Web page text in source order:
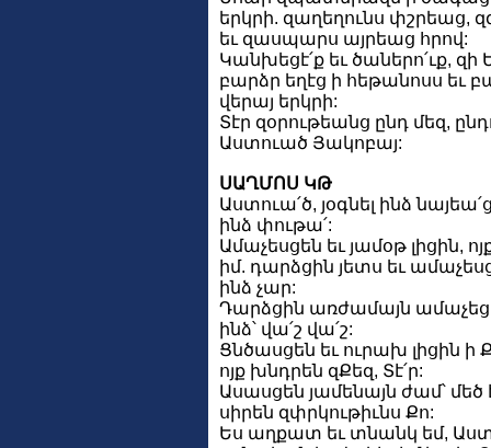
երկրի. զաղեղունս փշրեաց,
եւ զասպարս այրեաց հրով:
Կանխեցէ՛ք եւ ծաներո՛ւք,
բարձր եղէց ի հեթանոսս եւ
վերայ երկրի:
Տէր զօրութեանց ընդ մեզ,
Աստուած Յակոբայ:
ՍԱՂՄՈՍ ԿԹ
Աստուա՛ծ, յօգնել ինձ նայեա՛ց
ինձ փութա՛:
Ամաչեսցեն եւ յամօթ լիցին,
իմ. դարձցին յետս եւ
ինձ չար:
Դարձցին առժամայն
ինձ՝ վա՛շ վա՛շ:
Ցնծասցեն եւ ուրախ լիցին ի
ոյք խնդրեն զՔեզ, Տէ՛ր:
Ասասցեն յամենայն ժամ՝ մեծ
սիրեն զփրկութիւնս Քո:
Ես աղքատ եւ տնանկ եմ,